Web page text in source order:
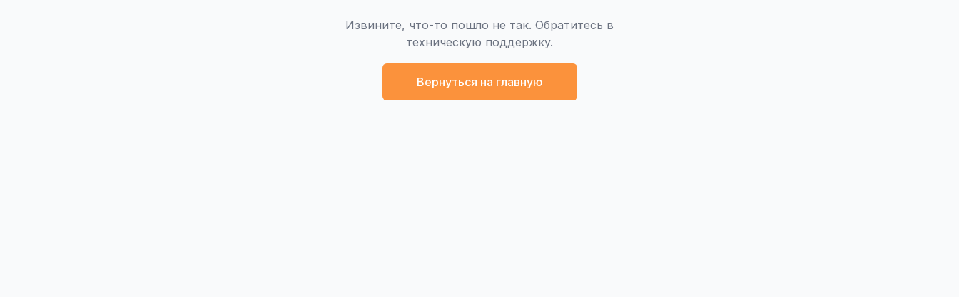
Извините, что-то пошло не так. Обратитесь в
техническую поддержку.
Вернуться на главную